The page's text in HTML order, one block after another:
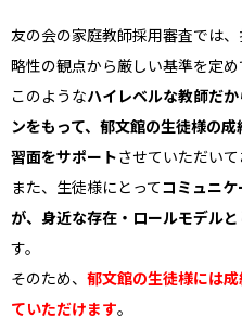
友の会の家庭教師採用審査では
略性の観点から厳しい基準を定め
このようなハイレベルな教師だ
ンをもって、郁文館の生徒様の
習面をサポートさせていただいて
また、生徒様にとってコミュニ
が、身近な存在・ロールモデル
す。
そのため、 郁文館の生徒様には
ていただけます。